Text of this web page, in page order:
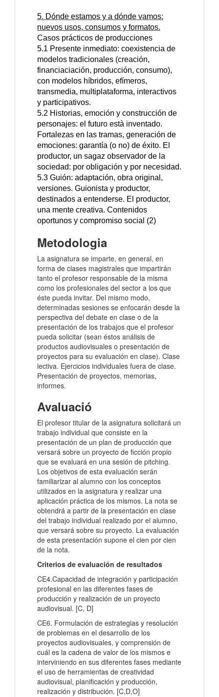
5. Dónde estamos y a dónde vamos:
nuevos usos, consumos y formatos.
Casos prácticos de producciones
5.1 Presente inmediato: coexistencia de
modelos tradicionales (creación,
financiaciación, producción, consumo),
con modelos híbridos, efímeros,
transmedia, multiplataforma, interactivos
y participativos.
5.2 Historias, emoción y construcción de
personajes: el futuro està inventado.
Fortalezas en las tramas, generación de
emociones: garantía (o no) de éxito. El
productor, un sagaz observador de la
sociedad: por obligación y por necesidad.
5.3 Guión: adaptación, obra original,
versiones. Guionista y productor,
destinados a entenderse. El productor,
una mente creativa. Contenidos
oportunos y compromiso social (2)
Metodologia
La asignatura se imparte, en general, en
forma de clases magistrales que impartirán
tanto el profesor responsable de la misma
como los profesionales del sector a los que
éste pueda invitar. Del mismo modo,
determinadas sesiones se enfocarán desde la
perspectiva del debate en clase o de la
presentación de los trabajos que el profesor
pueda solicitar (sean éstos análisis de
productos audiovisuales o presentación de
proyectos para su evaluación en clase). Clase
lectiva. Ejercicios individuales fuera de clase.
Presentación de proyectos, memorias,
informes.
Avaluació
El profesor titular de la asignatura solicitará un
trabajo individual que consiste en la
presentación de un plan de producción que
versará sobre un proyecto de ficción propio
que se evaluará en una sesión de pitching.
Los objetivos de esta evaluación serán
familiarizar al alumno con los conceptos
utilizados en la asignatura y realizar una
aplicación práctica de los mismos. La nota se
obtendrá a partir de la presentación en clase
del trabajo individual realizado por el alumno,
que versará sobre su proyecto. La evaluación
de esta presentación supone el cien por cien
de la nota.
Criterios de evaluación de resultados
CE4.Capacidad de integración y participación
profesional en las diferentes fases de
producción y realización de un proyecto
audiovisual. [C, D]
CE6. Formulación de estrategias y resolución
de problemas en el desarrollo de los
proyectos audiovisuales, y comprensión de
cuál es la cadena de valor de los mismos e
interviniendo en sus diferentes fases mediante
el uso de herramientas de creatividad
audiovisual, planificación y producción,
realización y distribución. [C,D,O]